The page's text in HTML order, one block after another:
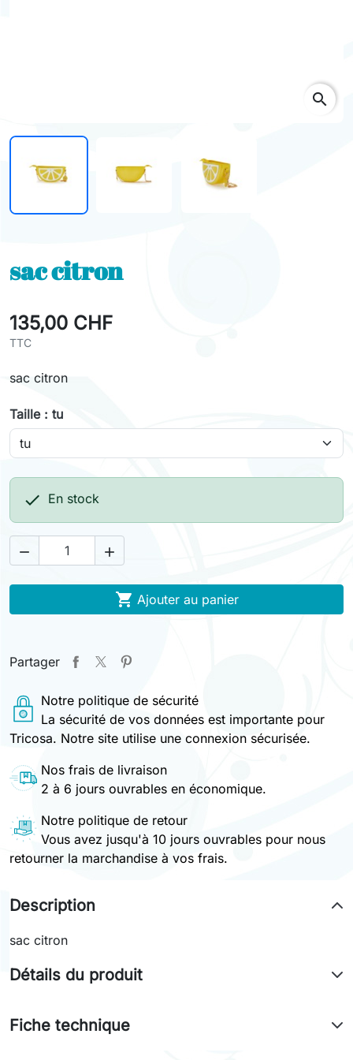
search
sac citron
135,00 CHF
TTC
sac citron
Taille : tu
 En stock
 
 Ajouter au panier
Partager
Notre politique de sécurité
La sécurité de vos données est importante pour
Tricosa. Notre site utilise une connexion sécurisée.
Nos frais de livraison
2 à 6 jours ouvrables en économique.
Notre politique de retour
Vous avez jusqu'à 10 jours ouvrables pour nous
retourner la marchandise à vos frais.
Description
sac citron
Détails du produit
Fiche technique